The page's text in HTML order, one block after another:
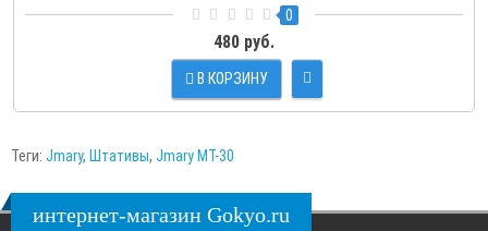
0
480 руб.
В КОРЗИНУ
Теги: Jmary, Штативы, Jmary MT-30
интернет-магазин Gokyo.ru